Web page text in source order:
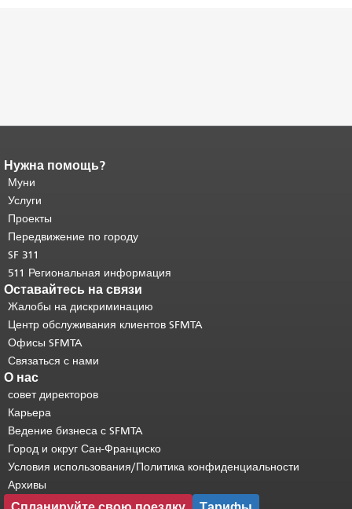
Конец содержимого
страницы.
страницы повторяется на каждой
странице.
основного содержимого .
Нужна помощь?
Муни
Услуги
Проекты
Передвижение по городу
SF 311
511 Региональная информация
Оставайтесь на связи
Жалобы на дискриминацию
Центр обслуживания клиентов SFMTA
Офисы SFMTA
Связаться с нами
О нас
совет директоров
Карьера
Ведение бизнеса с SFMTA
Город и округ Сан-Франциско
Условия использования/Политика конфиденциальности
Архивы